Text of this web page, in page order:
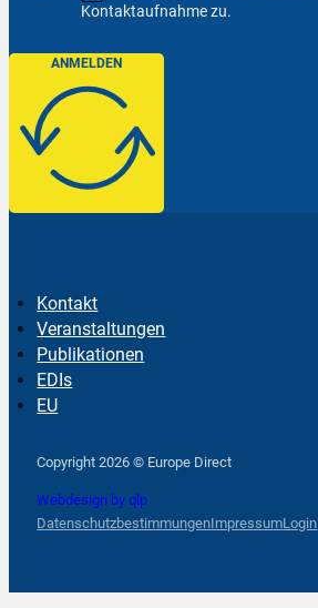
Kontaktaufnahme zu.
ANMELDEN
Kontakt
Veranstaltungen
Publikationen
EDIs
EU
Copyright 2026 © Europe Direct
Webdesign by qlp
DatenschutzbestimmungenImpressumLogin